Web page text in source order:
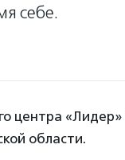
себе.
центра
области.